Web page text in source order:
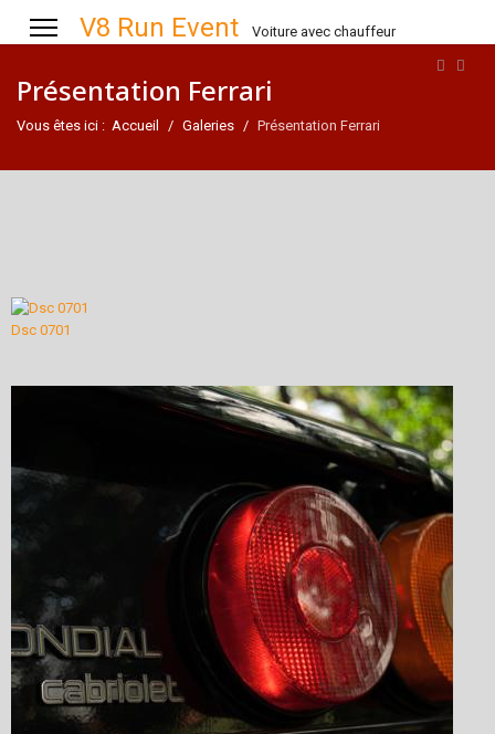
V8 Run Event Voiture avec chauffeur
Présentation Ferrari
Vous êtes ici : Accueil Galeries Présentation Ferrari
Dsc 0701